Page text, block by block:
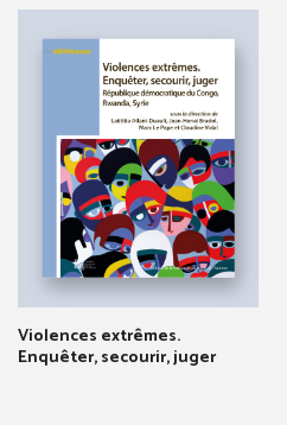
Violences extrêmes.
Enquêter, secourir, juger